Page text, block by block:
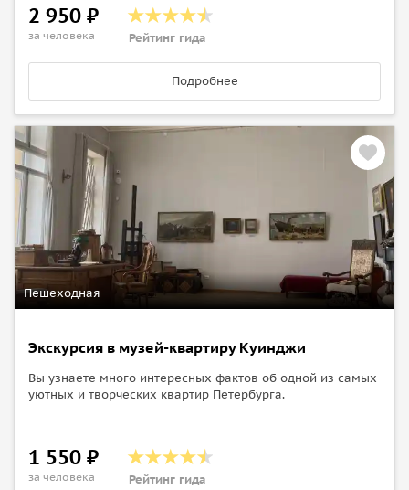
2 950 ₽
за человека Рейтинг гида
Подробнее
Пешеходная
Экскурсия в музей-квартиру Куинджи
Вы узнаете много интересных фактов об одной из самых
уютных и творческих квартир Петербурга.
1 550 ₽
за человека Рейтинг гида